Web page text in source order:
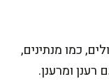
כמו מנתינים,
ומרענן.